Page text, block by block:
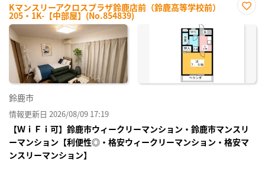
Kマンスリーアクロスプラザ鈴鹿店前（鈴鹿高等学校前）
205・1K-【中部屋】(No.854839)
に入
鈴鹿市
情報更新日 2026/08/09 17:19
【ＷｉＦｉ可】鈴鹿市ウィークリーマンション・鈴鹿市マンスリ
ーマンション【利便性◎・格安ウィークリーマンション・格安マ
ンスリーマンション】